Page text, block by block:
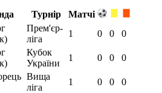
Турнір
Матчі
Прем'єр-
ліга
1 0 0 0
Кубок
України
1 0 0 0
Вища
ліга
1 0 0 0